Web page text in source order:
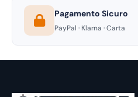
Pagamento Sicuro
PayPal · Klarna · Carta